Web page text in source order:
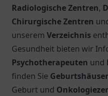
Radiologische Zentren,
Chirurgische Zentren
unserem Verzeichnis
Gesundheit bieten wir
Psychotherapeuten und
finden Sie Geburtshäuser
Geburt und